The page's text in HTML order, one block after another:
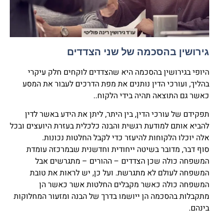
גירושין בהסכמה של שני הצדדים
היופי בגירושין בהסכמה היא שהצדדים לוקחים חלק עיקרי
בהליך, ועורכי הדין נותנים את מפת הדרכים לעבור את המסע
כאשר גם התוצאה תהיה בידי הלקוח..
תפקידם של עורכי הדין, בין היתר, ליתן את הידע באשר לדין
להביא אותם למודעת רגשית והבנה כלכלית בעזרת היועצים ובכל
אלה יוכלו הלקוחות להיעזר כדי לקבל החלטות נכונות.
סוף דבר, מדובר בשיטה ייחודית וחדשנית שבמרכזה עומדת
המשפחה כולה שכן הצדדים – ההורים – מתגרשים אבל
המשפחה לעולם לא מתגרשת. ועל כן, יש לראות את טובת
המשפחה כולה כאשר מקבלים החלטות אשר כאשר הן
מתקבלות בהסכמה הן ייושמו בדרך של הבנה ומזעור המחלוקות
בינהם.